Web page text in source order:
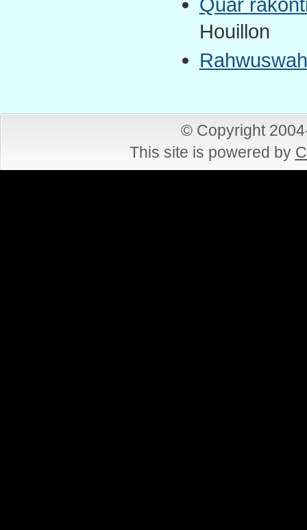
Houillon
© Copyright
This site is powered by